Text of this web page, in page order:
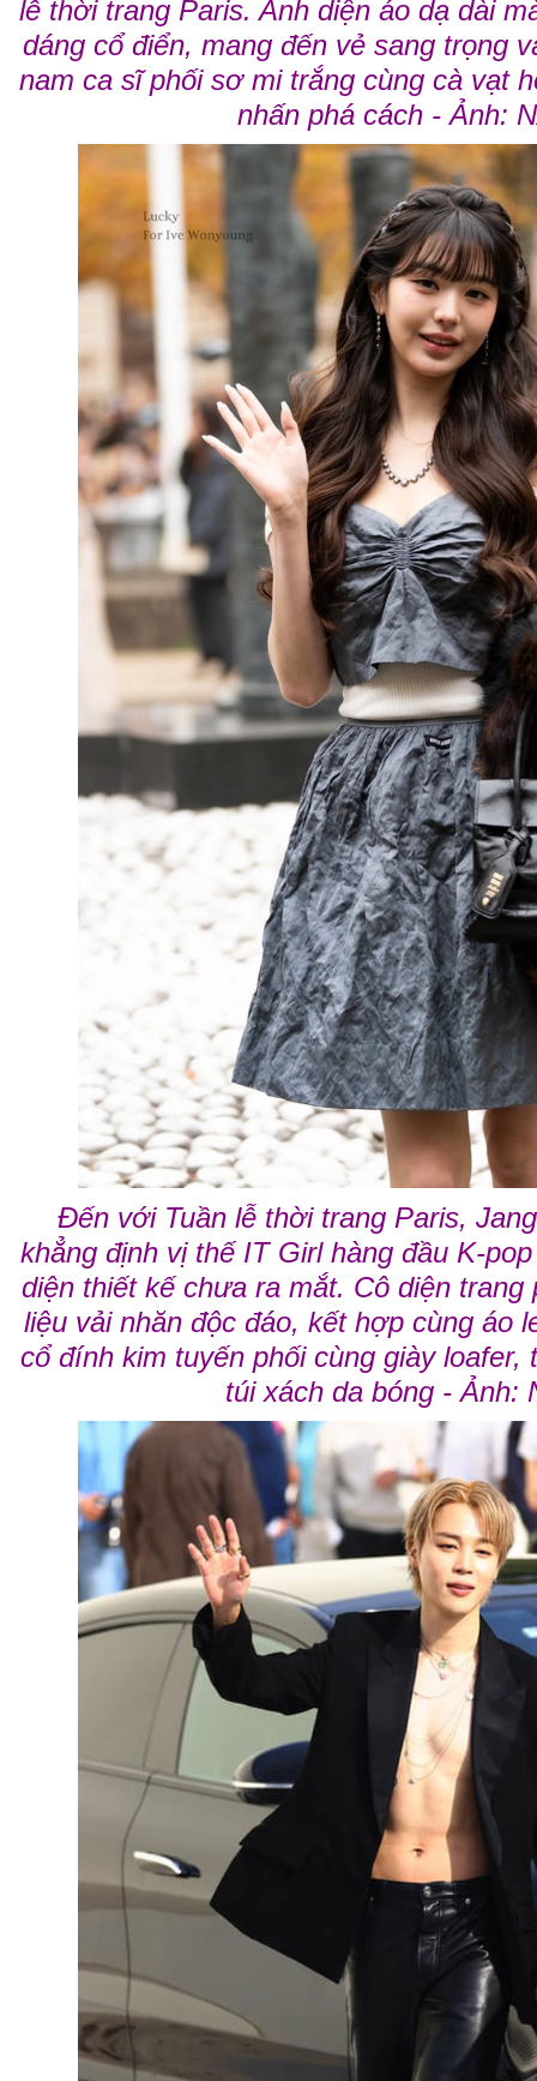
lễ thời trang Paris. Anh diện áo dạ dài
dáng cổ điển, mang đến vẻ sang trọng
nam ca sĩ phối sơ mi trắng cùng cà vạt
nhấn phá cách - Ảnh:
Đến với Tuần lễ thời trang Paris,
khẳng định vị thế IT Girl hàng đầu K-
diện thiết kế chưa ra mắt. Cô diện
liệu vải nhăn độc đáo, kết hợp cùng áo
cổ đính kim tuyến phối cùng giày
túi xách da bóng - Ảnh: